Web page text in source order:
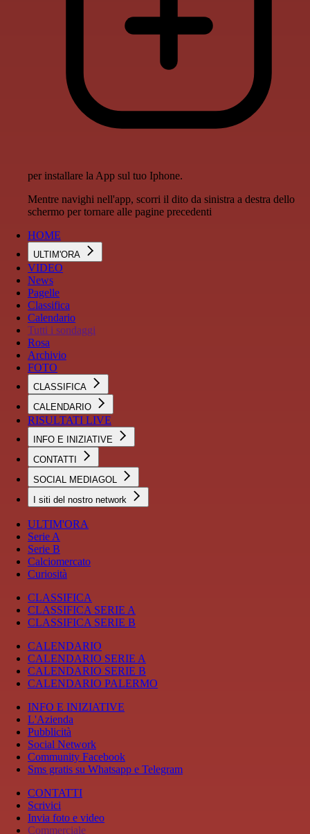
per installare la App sul tuo Iphone.
Mentre navighi nell'app, scorri il dito da sinistra a destra dello
schermo per tornare alle pagine precedenti
HOME
ULTIM'ORA
VIDEO
News
Pagelle
Classifica
Calendario
Tutti i sondaggi
Rosa
Archivio
FOTO
CLASSIFICA
CALENDARIO
RISULTATI LIVE
INFO E INIZIATIVE
CONTATTI
SOCIAL MEDIAGOL
I siti del nostro network
ULTIM'ORA
Serie A
Serie B
Calciomercato
Curiosità
CLASSIFICA
CLASSIFICA SERIE A
CLASSIFICA SERIE B
CALENDARIO
CALENDARIO SERIE A
CALENDARIO SERIE B
CALENDARIO PALERMO
INFO E INIZIATIVE
L'Azienda
Pubblicità
Social Network
Community Facebook
Sms gratis su Whatsapp e Telegram
CONTATTI
Scrivici
Invia foto e video
Commerciale